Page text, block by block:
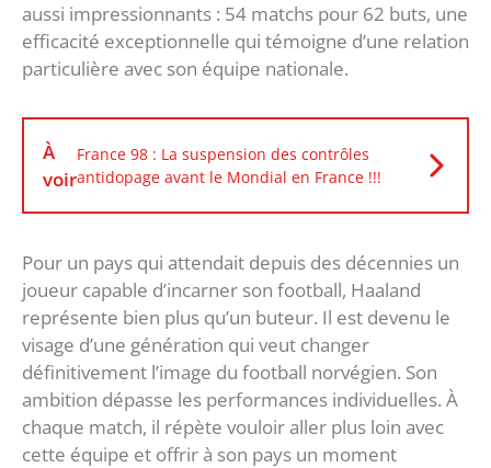
aussi impressionnants : 54 matchs pour 62 buts, une
efficacité exceptionnelle qui témoigne d’une relation
particulière avec son équipe nationale.
À
voir
France 98 : La suspension des contrôles
antidopage avant le Mondial en France !!!
Pour un pays qui attendait depuis des décennies un
joueur capable d’incarner son football, Haaland
représente bien plus qu’un buteur. Il est devenu le
visage d’une génération qui veut changer
définitivement l’image du football norvégien. Son
ambition dépasse les performances individuelles. À
chaque match, il répète vouloir aller plus loin avec
cette équipe et offrir à son pays un moment